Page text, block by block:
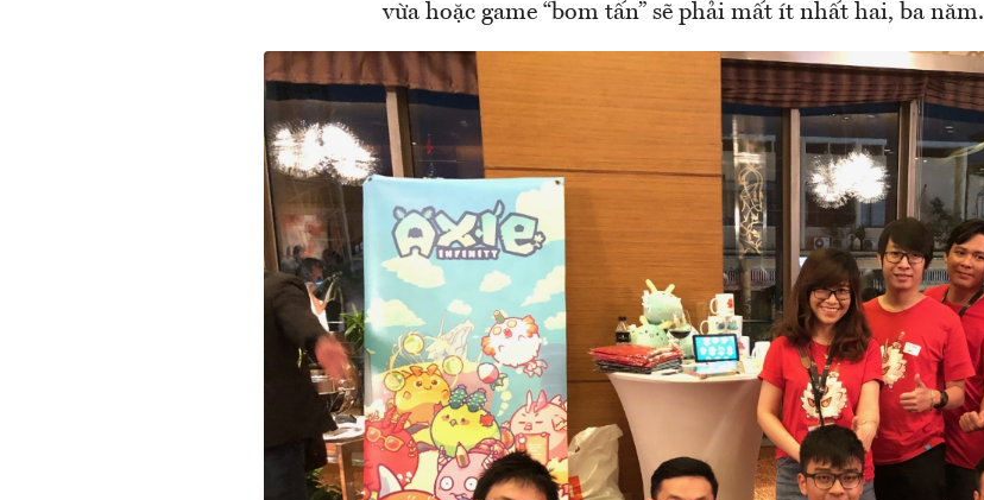
vừa hoặc game “bom tấn” sẽ phải mất ít nhất hai, ba năm.